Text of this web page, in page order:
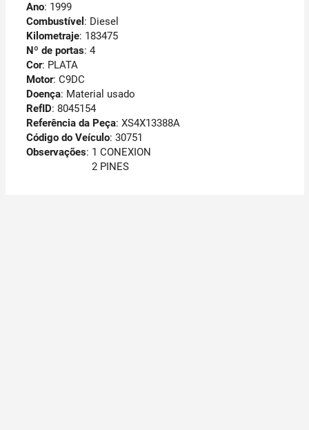
Ano: 1999
Combustível : Diesel
Kilometraje: 183475
Nº de portas: 4
Cor: PLATA
Motor: C9DC
Doença: Material usado
RefID: 8045154
Referência da Peça: XS4X13388A
Código do Veículo: 30751
Observações: 1 CONEXION
2 PINES